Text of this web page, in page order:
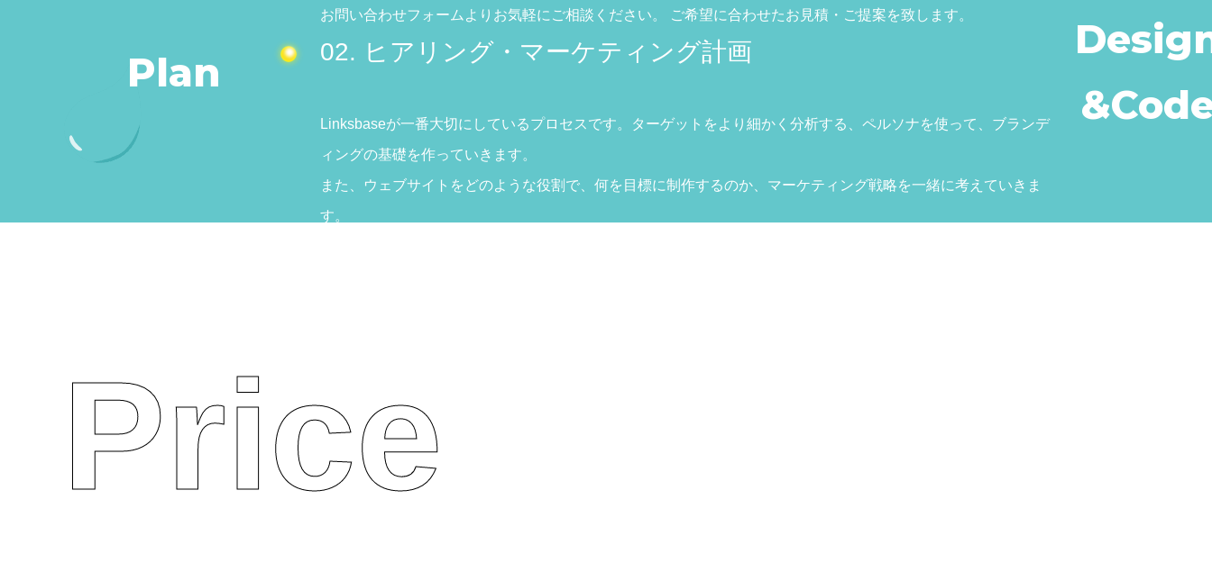
Plan
お問い合わせフォームよりお気軽にご相談ください。 ご希望に合わせたお見積・ご提案を致します。
02. ヒアリング・マーケティング計画
Linksbaseが一番大切にしているプロセスです。ターゲットをより細かく分析する、ペルソナを使って、ブランデ
ィングの基礎を作っていきます。
また、ウェブサイトをどのような役割で、何を目標に制作するのか、マーケティング戦略を一緒に考えていきま
す。
Price